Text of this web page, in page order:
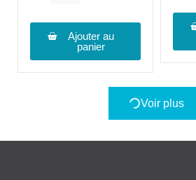
Ajouter au
panier
Voir plus